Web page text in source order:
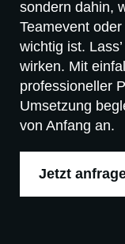
sondern dahin,
Teamevent
wichtig ist.
wirken. Mit
professioneller
Umsetzung
von Anfang an.
Jetzt